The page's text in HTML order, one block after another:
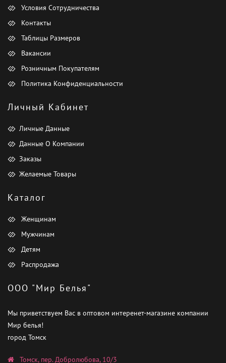
Условия Сотрудничества
Контакты
Таблицы Размеров
Вакансии
Розничным Покупателям
Политика Конфиденциальности
Личный Кабинет
Личные Данные
Данные О Компании
Заказы
Желаемые Товары
Каталог
Женщинам
Мужчинам
Детям
Распродажа
ООО "Мир Белья"
Мы приветствуем Вас в оптовом интеренет-магазине компании
Мир белья!
город Томск
Томск, пер. Добролюбова, 10/3